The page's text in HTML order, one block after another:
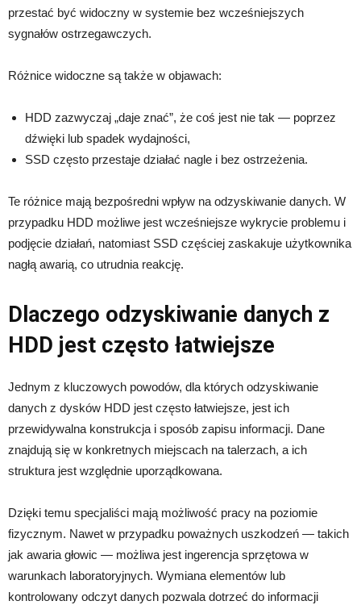
przestać być widoczny w systemie bez wcześniejszych
sygnałów ostrzegawczych.
Różnice widoczne są także w objawach:
HDD zazwyczaj „daje znać”, że coś jest nie tak — poprzez
dźwięki lub spadek wydajności,
SSD często przestaje działać nagle i bez ostrzeżenia.
Te różnice mają bezpośredni wpływ na odzyskiwanie danych. W
przypadku HDD możliwe jest wcześniejsze wykrycie problemu i
podjęcie działań, natomiast SSD częściej zaskakuje użytkownika
nagłą awarią, co utrudnia reakcję.
Dlaczego odzyskiwanie danych z
HDD jest często łatwiejsze
Jednym z kluczowych powodów, dla których odzyskiwanie
danych z dysków HDD jest często łatwiejsze, jest ich
przewidywalna konstrukcja i sposób zapisu informacji. Dane
znajdują się w konkretnych miejscach na talerzach, a ich
struktura jest względnie uporządkowana.
Dzięki temu specjaliści mają możliwość pracy na poziomie
fizycznym. Nawet w przypadku poważnych uszkodzeń — takich
jak awaria głowic — możliwa jest ingerencja sprzętowa w
warunkach laboratoryjnych. Wymiana elementów lub
kontrolowany odczyt danych pozwala dotrzeć do informacji